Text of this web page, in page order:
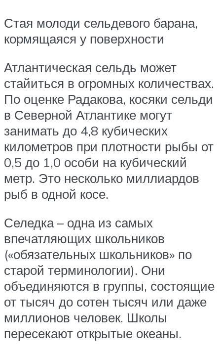
Стая молоди сельдевого барана,
кормящаяся у поверхности
Атлантическая сельдь может
стайиться в огромных количествах.
По оценке Радакова, косяки сельди
в Северной Атлантике могут
занимать до 4,8 кубических
километров при плотности рыбы от
0,5 до 1,0 особи на кубический
метр. Это несколько миллиардов
рыб в одной косе.
Селедка – одна из самых
впечатляющих школьников
(«обязательных школьников» по ​​
старой терминологии). Они
объединяются в группы, состоящие
от тысяч до сотен тысяч или даже
миллионов человек. Школы
пересекают открытые океаны.